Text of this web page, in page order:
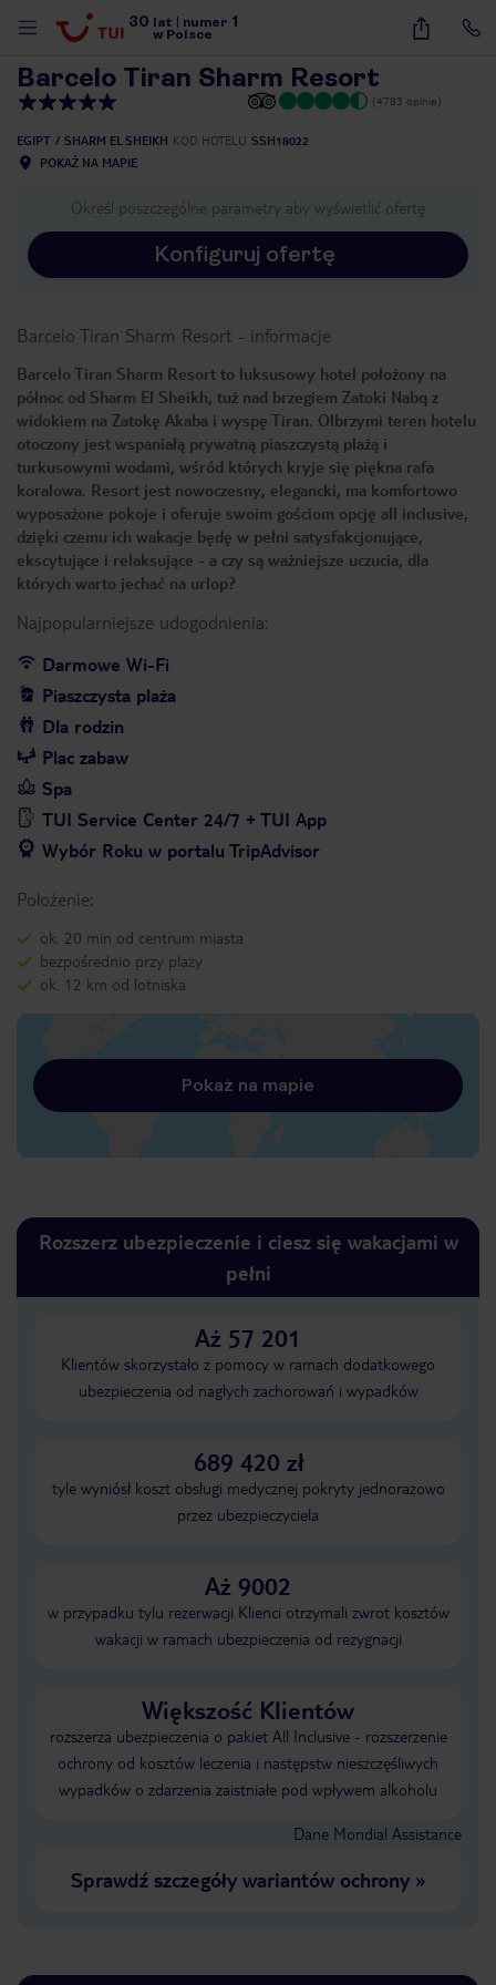
30 lat numer 1
w Polsce
47
Barcelo Tiran Sharm Resort
(4783 opinie)
EGIPT SHARM EL SHEIKH KOD HOTELU SSH18022
POKAŻ NA MAPIE
Określ poszczególne parametry aby wyświetlić ofertę
Konfiguruj ofertę
Barcelo Tiran Sharm Resort - informacje
Barcelo Tiran Sharm Resort to luksusowy hotel położony na
północ od Sharm El Sheikh, tuż nad brzegiem Zatoki Nabq z
widokiem na Zatokę Akaba i wyspę Tiran. Olbrzymi teren hotelu
otoczony jest wspaniałą prywatną piaszczystą plażą i
turkusowymi wodami, wśród których kryje się piękna rafa
koralowa. Resort jest nowoczesny, elegancki, ma komfortowo
wyposażone pokoje i oferuje swoim gościom opcję all inclusive,
dzięki czemu ich wakacje będę w pełni satysfakcjonujące,
ekscytujące i relaksujące - a czy są ważniejsze uczucia, dla
których warto jechać na urlop?
Najpopularniejsze udogodnienia:
Darmowe Wi-Fi
Piaszczysta plaża
Dla rodzin
Plac zabaw
Spa
TUI Service Center 24/7 + TUI App
Wybór Roku w portalu TripAdvisor
Położenie:
ok. 20 min od centrum miasta
bezpośrednio przy plaży
ok. 12 km od lotniska
Pokaż na mapie
Rozszerz ubezpieczenie i ciesz się wakacjami w
pełni
Aż 57 201
Klientów skorzystało z pomocy w ramach dodatkowego
ubezpieczenia od nagłych zachorowań i wypadków
689 420 zł
tyle wyniósł koszt obsługi medycznej pokryty jednorazowo
przez ubezpieczyciela
Aż 9002
w przypadku tylu rezerwacji Klienci otrzymali zwrot kosztów
wakacji w ramach ubezpieczenia od rezygnacji
Większość Klientów
rozszerza ubezpieczenia o pakiet All Inclusive - rozszerzenie
ochrony od kosztów leczenia i następstw nieszczęśliwych
wypadków o zdarzenia zaistniałe pod wpływem alkoholu
Dane Mondial Assistance
Sprawdź szczegóły wariantów ochrony»